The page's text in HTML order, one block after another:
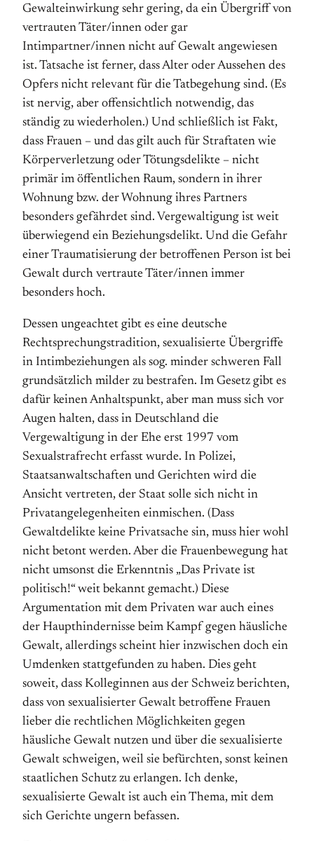
Gewalteinwirkung sehr gering, da ein Übergriff von
vertrauten Täter/innen oder gar
Intimpartner/innen nicht auf Gewalt angewiesen
ist. Tatsache ist ferner, dass Alter oder Aussehen des
Opfers nicht relevant für die Tatbegehung sind. (Es
ist nervig, aber offensichtlich notwendig, das
ständig zu wiederholen.) Und schließlich ist Fakt,
dass Frauen – und das gilt auch für Straf­taten wie
Körperverletzung oder Tötungsdelikte – nicht
primär im öffent­lichen Raum, sondern in ihrer
Wohnung bzw. der Wohnung ihres Partners
besonders gefährdet sind. Vergewaltigung ist weit
überwiegend ein Be­zieh­ungs­delikt. Und die Gefahr
einer Traumatisierung der betroffenen Person ist bei
Gewalt durch vertraute Täter/innen immer
besonders hoch.
Dessen ungeachtet gibt es eine deutsche
Rechtsprechungstradition, sexualisierte Übergriffe
in Intimbeziehungen als sog. minder schweren Fall
grundsätzlich milder zu bestrafen. Im Gesetz gibt es
dafür keinen Anhaltspunkt, aber man muss sich vor
Augen halten, dass in Deutschland die
Vergewaltigung in der Ehe erst 1997 vom
Sexualstrafrecht erfasst wurde. In Polizei,
Staatsanwaltschaften und Gerichten wird die
Ansicht vertreten, der Staat solle sich nicht in
Privatangelegenheiten einmischen. (Dass
Gewaltdelikte keine Privatsache sin, muss hier wohl
nicht betont werden. Aber die Frauenbewegung hat
nicht umsonst die Erkenntnis „Das Private ist
politisch!“ weit bekannt gemacht.) Diese
Argumentation mit dem Privaten war auch eines
der Haupthindernisse beim Kampf gegen häusliche
Gewalt, allerdings scheint hier inzwischen doch ein
Umdenken stattgefunden zu haben. Dies geht
soweit, dass Kolleginnen aus der Schweiz berichten,
dass von sexualisierter Gewalt betroffene Frauen
lieber die rechtlichen Möglichkeiten gegen
häusliche Gewalt nutzen und über die sexualisierte
Gewalt schweigen, weil sie befürchten, sonst keinen
staatlichen Schutz zu erlangen. Ich denke,
sexualisierte Gewalt ist auch ein Thema, mit dem
sich Gerichte ungern befassen.